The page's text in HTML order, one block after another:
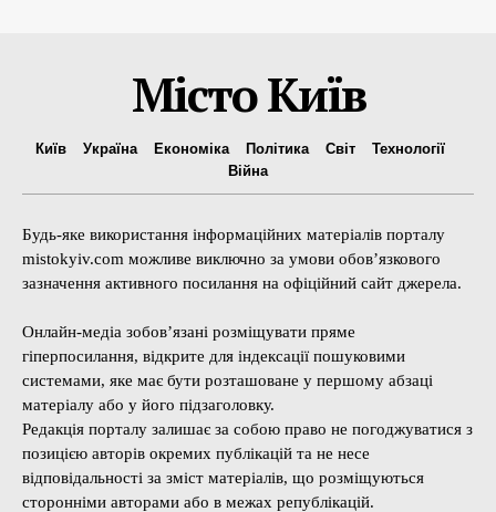
Місто Київ
Київ Україна Економіка Політика Світ
Технології
Війна
Будь-яке використання інформаційних матеріалів порталу
mistokyiv.com можливе виключно за умови обов’язкового
зазначення активного посилання на офіційний сайт джерела.
Онлайн-медіа зобов’язані розміщувати пряме
гіперпосилання, відкрите для індексації пошуковими
системами, яке має бути розташоване у першому абзаці
матеріалу або у його підзаголовку.
Редакція порталу залишає за собою право не погоджуватися з
позицією авторів окремих публікацій та не несе
відповідальності за зміст матеріалів, що розміщуються
сторонніми авторами або в межах републікацій.